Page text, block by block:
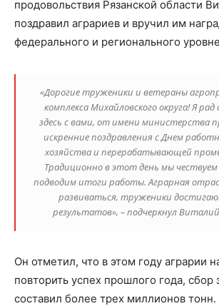
продовольствия Рязанской области
поздравил аграриев и вручил им
федерального и регионального
«Дорогие труженики и ветераны
комплекса Михайловского округа! Я
здесь с вами, от имени министерства
искренние поздравления с Днем
хозяйства и перерабатывающей
Традиционно в этот день мы
подводим итоги работы. Аграрная
развиваться, труженики
результатов», – подчеркнул
Он отметил, что в этом году аграрии
повторить успех прошлого года, сбор
составил более трех миллионов